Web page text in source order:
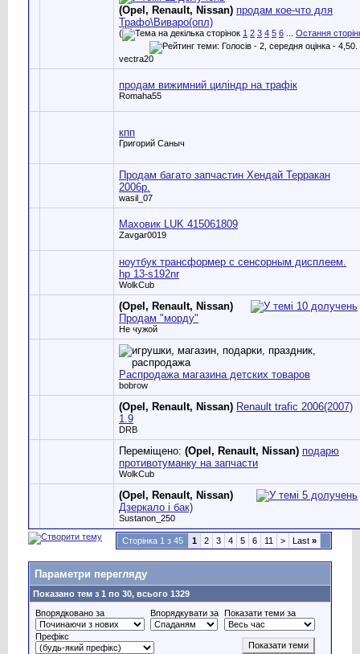
(Opel, Renault, Nissan) продам кое-что для
Трафо\Виваро(опл)
( 1 2 3 4 5 6 Остання
vectra20
продам вижимний циліндр на трафік
Romaha55
кпп
Григорий Саныч
Продам багато запчастин Хендай Терракан
2006р.
wasil_07
Маховик LUK 415061809
Zavgar0019
ноутбук трансформер с сенсорным дисплеем.
hp 13-s192nr
WolkCub
(Opel, Renault, Nissan)
Продам "морду"
Не чужой
Распродажа магазина детских товаров
bobrow
(Opel, Renault, Nissan) Renault trafic 2006(2007)
1.9
DRB
Переміщено: (Opel, Renault, Nissan) подарю
противотуманку на запчасти
WolkCub
(Opel, Renault, Nissan)
Дзеркало і бак)
Sustanon_250
Сторінка 1 з 45 1 2 3 4 5 6 11 > Last »
Параметри перегляду
Показано тем з 1 по 30, всього 1329
Впорядковано за
Впорядкувати за Показати теми за
Префікс